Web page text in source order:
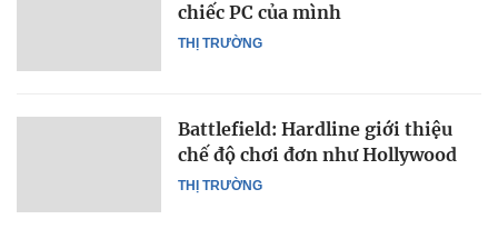
THỊ TRƯỜNG
chiếc PC của mình
THỊ TRƯỜNG
Battlefield: Hardline giới thiệu
chế độ chơi đơn như Hollywood